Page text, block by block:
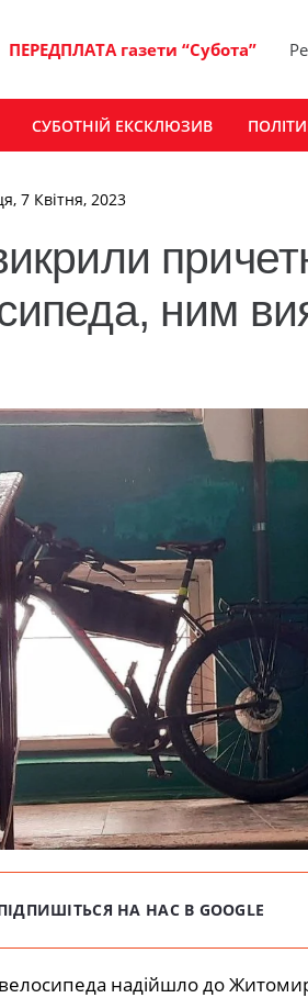
ПЕРЕДПЛАТА газети “Субота”
СУБОТНІЙ ЕКСКЛЮЗИВ
7 Квітня, 2023
ним
НА НАС В GOOGLE
надійшло до